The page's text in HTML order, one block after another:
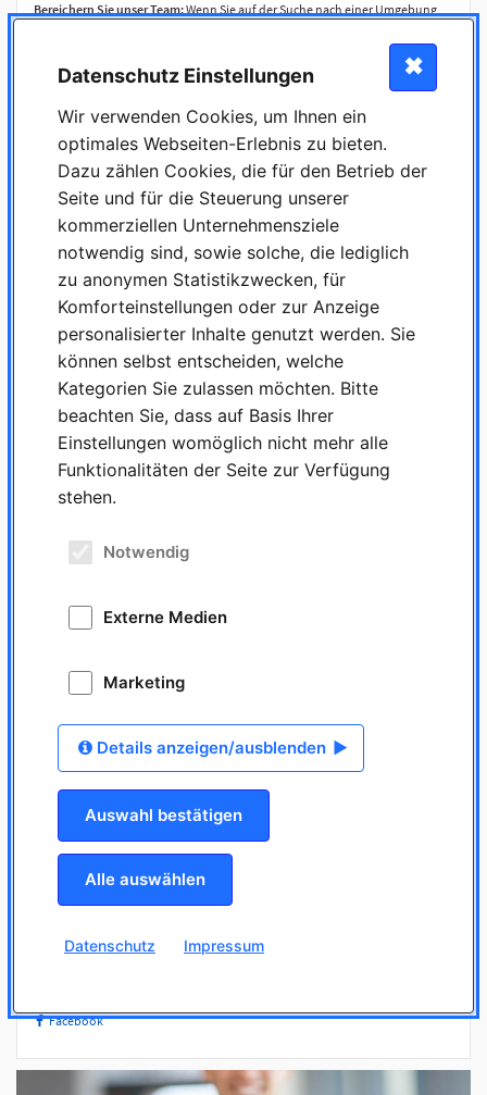
Bereichern Sie unser Team:Wenn Sie auf der Suche nach einer Umgebung
uns auf Ihre Bewerbung! Werden Sie Teil von uns und gestalten Sie Ihre
berufliche Zukunft mit uns!
Wohldorfer Straße 7
22081 Hamburg
www.duen.de
Ihr Ansprechpartner
Christian Pantelmann
Facebook
Datenschutz Einstellungen
Wir verwenden Cookies, um Ihnen ein
optimales Webseiten-Erlebnis zu bieten.
Dazu zählen Cookies, die für den Betrieb der
Seite und für die Steuerung unserer
kommerziellen Unternehmensziele
notwendig sind, sowie solche, die lediglich
zu anonymen Statistikzwecken, für
Komforteinstellungen oder zur Anzeige
personalisierter Inhalte genutzt werden. Sie
können selbst entscheiden, welche
Kategorien Sie zulassen möchten. Bitte
beachten Sie, dass auf Basis Ihrer
Einstellungen womöglich nicht mehr alle
Funktionalitäten der Seite zur Verfügung
stehen.
Notwendig
Externe Medien
Marketing
Details anzeigen/ausblenden
Auswahl bestätigen
Alle auswählen
Datenschutz Impressum
✖